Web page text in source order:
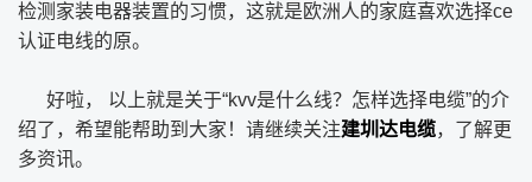
检测家装电器装置的习惯，这就是欧洲人的家庭喜欢选择ce
认证电线的原。
好啦， 以上就是关于“kvv是什么线？怎样选择电缆”的介
绍了，希望能帮助到大家！请继续关注建圳达电缆，了解更
多资讯。